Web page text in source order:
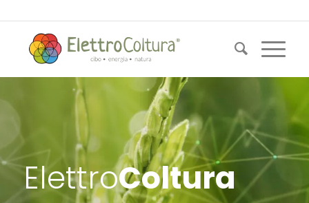
ElettroColtura